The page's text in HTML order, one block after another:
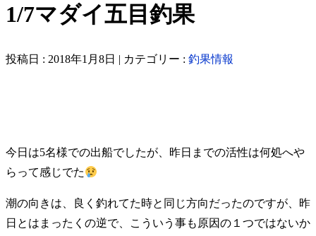
1/7マダイ五目釣果
投稿日 : 2018年1月8日 | カテゴリー : 釣果情報
今日は5名様での出船でしたが、昨日までの活性は何処へや
らって感じでた
潮の向きは、良く釣れてた時と同じ方向だったのですが、昨
日とはまったくの逆で、こういう事も原因の１つではないか